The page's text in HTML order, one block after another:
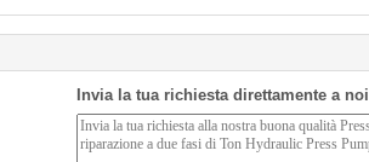
Invia la tua richiesta direttamente a noi